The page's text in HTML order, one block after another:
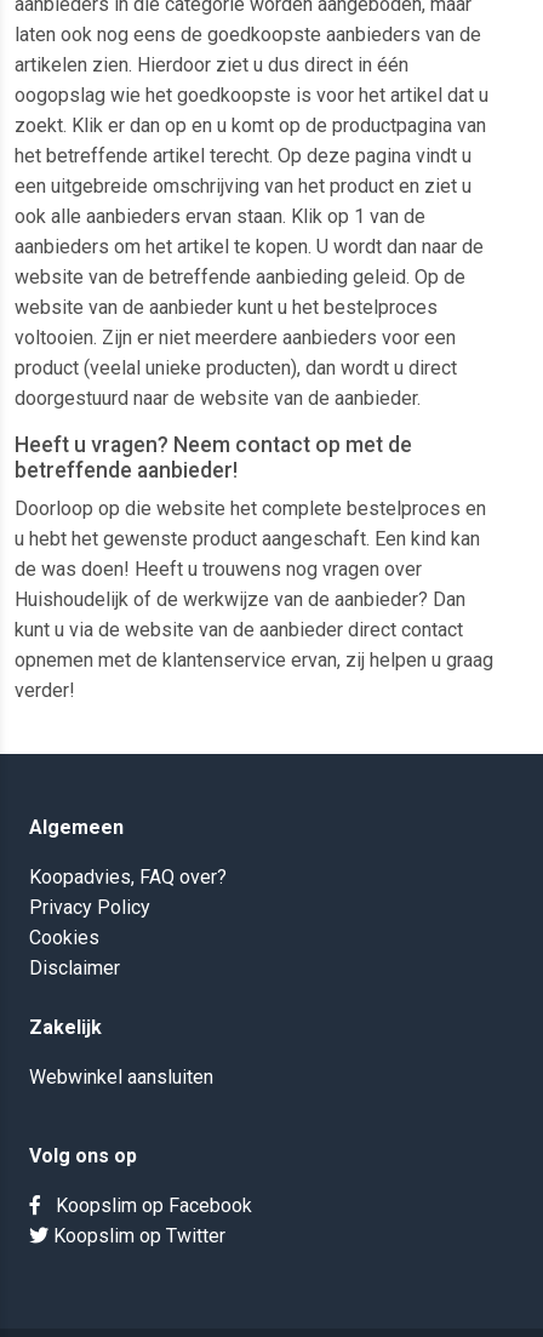
laten ook nog eens de goedkoopste aanbieders van de
artikelen zien. Hierdoor ziet u dus direct in één
oogopslag wie het goedkoopste is voor het artikel dat u
zoekt. Klik er dan op en u komt op de productpagina van
het betreffende artikel terecht. Op deze pagina vindt u
een uitgebreide omschrijving van het product en ziet u
ook alle aanbieders ervan staan. Klik op 1 van de
aanbieders om het artikel te kopen. U wordt dan naar de
website van de betreffende aanbieding geleid. Op de
website van de aanbieder kunt u het bestelproces
voltooien. Zijn er niet meerdere aanbieders voor een
product (veelal unieke producten), dan wordt u direct
doorgestuurd naar de website van de aanbieder.
Heeft u vragen? Neem contact op met de
betreffende aanbieder!
Doorloop op die website het complete bestelproces en
u hebt het gewenste product aangeschaft. Een kind kan
de was doen! Heeft u trouwens nog vragen over
Huishoudelijk of de werkwijze van de aanbieder? Dan
kunt u via de website van de aanbieder direct contact
opnemen met de klantenservice ervan, zij helpen u graag
verder!
Algemeen
Koopadvies, FAQ over?
Privacy Policy
Cookies
Disclaimer
Zakelijk
Webwinkel aansluiten
Volg ons op
Koopslim op Facebook
Koopslim op Twitter